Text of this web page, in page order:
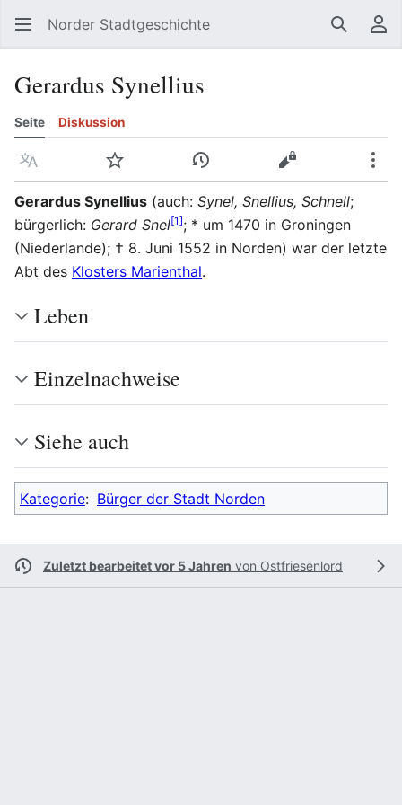
Norder Stadtgeschichte Suchen
Gerardus Synellius
Seite Diskussion
Sprache Beobachten Versionsgeschichte
Quelltext
Gerardus Synellius (auch: Synel, Snellius, Schnell;
bürgerlich: Gerard Snel[1]; * um 1470 in Groningen
(Niederlande); † 8. Juni 1552 in Norden) war der letzte
Abt des Klosters Marienthal.
Leben
Einzelnachweise
Siehe auch
Kategorie: Bürger der Stadt Norden
Zuletzt bearbeitet vor 5 Jahren von Ostfriesenlord